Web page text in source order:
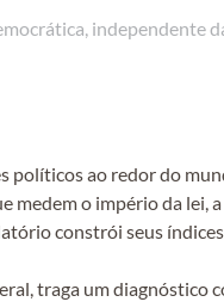
independente
políticos ao redor do
o império da lei,
constrói seus
traga um diagnóstico